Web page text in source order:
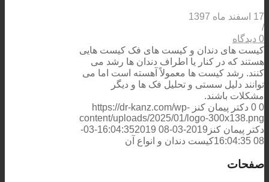
17 اسفند ماه 1397
/
0 دیدگاه
کیست های دندان و کیست های فک کیست هایی
هستند که در کنار یا اطراف دندان ها رشد می
کنند. رشد کیست ها معمولاً آهسته است اما می
توانند دلیل سستی و تحلیل فک ها و دیگر
مشکلات باشند.
0
0 دکتر پیمان کنز https://dr-kanz.com/wp-
content/uploads/2025/01/logo-300x138.png
دکتر پیمان کنز 2019-03-08 16:04:35
2019-03-
08 16:04:35
کیست دندان و انواع آن
صفحات